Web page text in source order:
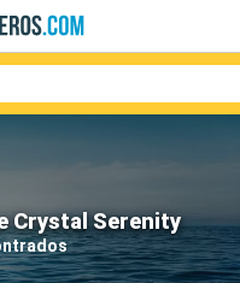
Crystal Serenity